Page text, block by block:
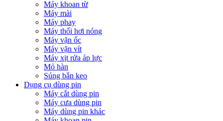
Máy khoan từ
Máy mài
Máy phay
Máy thổi hơi nóng
Máy vặn ốc
Máy vặn vít
Máy xịt rửa áp lực
Mỏ hàn
Súng bắn keo
Dụng cụ dùng pin
Máy cắt dùng pin
Máy cưa dùng pin
Máy dùng pin khác